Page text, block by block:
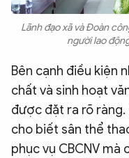
Lãnh đạo xã và Đoàn
người lao
Bên cạnh điều kiện
chất và sinh hoạt
được đặt ra rõ
cho biết sân thể
phục vụ CBCNV